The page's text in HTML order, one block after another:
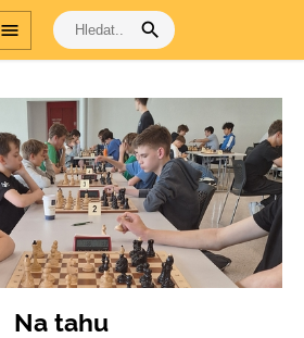
menu search
Na tahu